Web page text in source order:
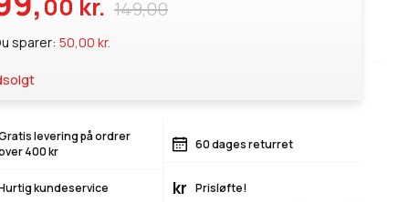
149,00
00 kr.
sparer: 50,00 kr.
levering på ordrer
400 kr
60 dages returret
kundeservice kr Prisløfte!